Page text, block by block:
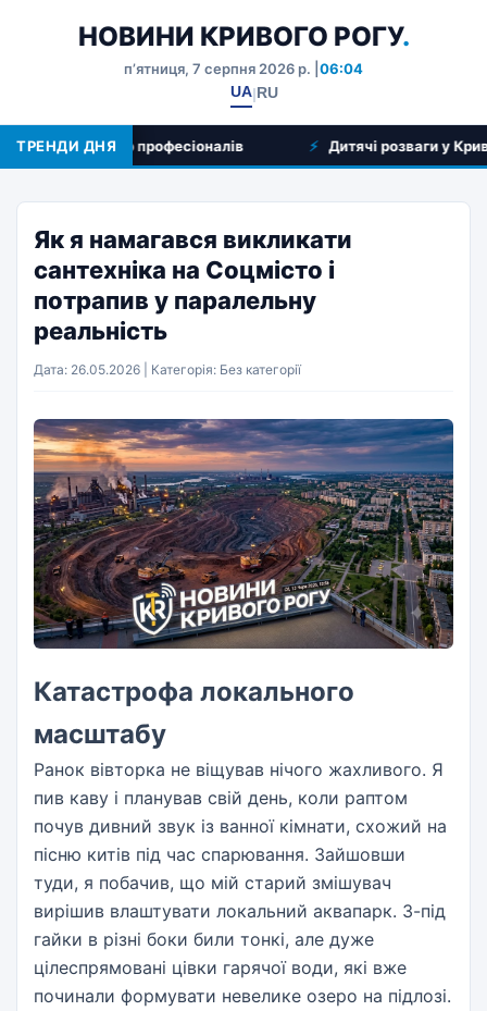
НОВИНИ КРИВОГО РОГУ.
пʼятниця, 7 серпня 2026 р. | 06:04
UA|RU
ТРЕНДИ ДНЯ
та вибір професіоналів Дитячі розваги у Кривому
Як я намагався викликати
сантехніка на Соцмісто і
потрапив у паралельну
реальність
Дата: 26.05.2026 | Категорія: Без категорії
Катастрофа локального
масштабу
Ранок вівторка не віщував нічого жахливого. Я
пив каву і планував свій день, коли раптом
почув дивний звук із ванної кімнати, схожий на
пісню китів під час спарювання. Зайшовши
туди, я побачив, що мій старий змішувач
вирішив влаштувати локальний аквапарк. З-під
гайки в різні боки били тонкі, але дуже
цілеспрямовані цівки гарячої води, які вже
починали формувати невелике озеро на підлозі.